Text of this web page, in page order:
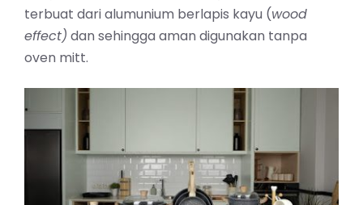
terbuat dari alumunium berlapis kayu (wood
effect) dan sehingga aman digunakan tanpa
oven mitt.